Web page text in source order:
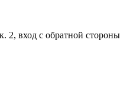
2, вход с обратной